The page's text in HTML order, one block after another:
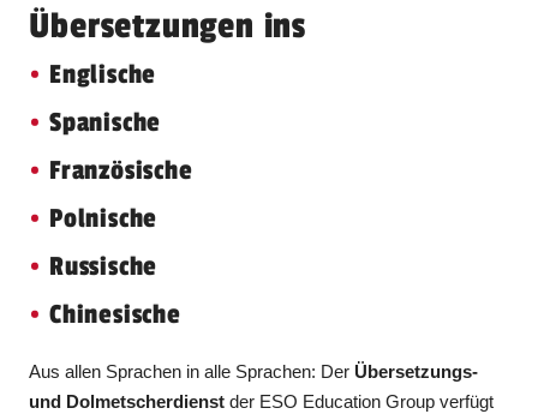
Übersetzungen ins
Englische
Spanische
Französische
Polnische
Russische
Chinesische
Aus allen Sprachen in alle Sprachen: Der Übersetzungs-
und Dolmetscherdienstder ESO Education Group verfügt